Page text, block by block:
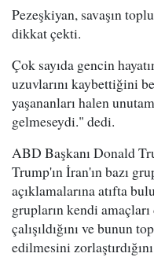
Pezeşkiyan, savaşın
dikkat çekti.
Çok sayıda gencin
uzuvlarını kaybettiğini
yaşananları halen
gelmeseydi." dedi.
ABD Başkanı Donald
Trump'ın İran'ın bazı
açıklamalarına atıfta
grupların kendi
çalışıldığını ve bunun
edilmesini